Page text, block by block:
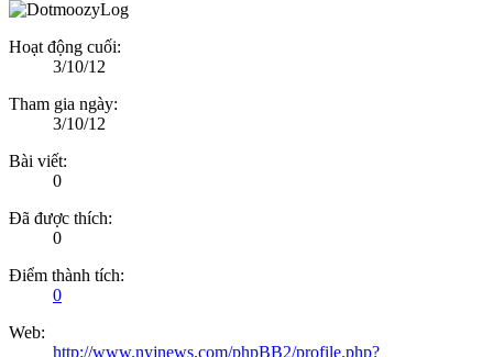
Hoạt động cuối:
3/10/12
Tham gia ngày:
3/10/12
Bài viết:
0
Đã được thích:
0
Điểm thành tích:
0
Web:
http://www.nyjnews.com/phpBB2/profile.php?